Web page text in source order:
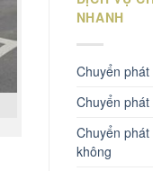
NHANH
Chuyển
Chuyển
Chuyển
không